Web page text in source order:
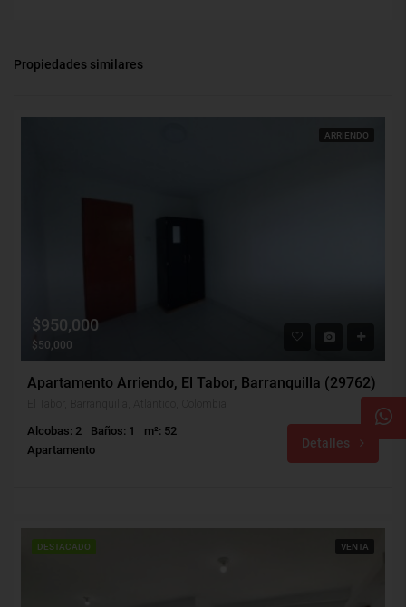
Propiedades similares
ARRIENDO
$950,000
$50,000
Apartamento Arriendo, El Tabor, Barranquilla (29762)
Alcobas: 2 Baños: 1
m²: 52
Apartamento
Detalles
DESTACADO VENTA